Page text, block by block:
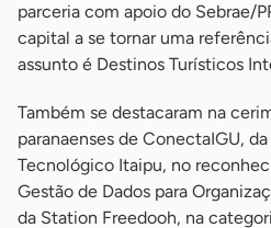
parceria com apoio do Sebrae/
capital a se tornar uma
assunto é Destinos Turísticos
Também se destacaram na
paranaenses de ConectaIGU,
Tecnológico Itaipu, no
Gestão de Dados para
da Station Freedooh, na